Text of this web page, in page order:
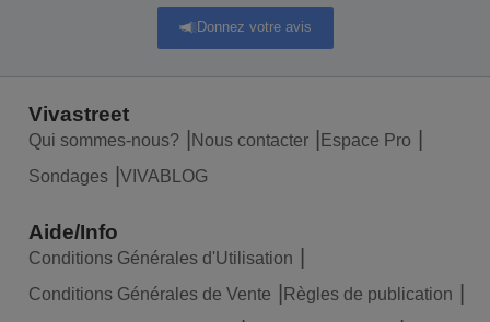
Donnez votre avis
Vivastreet
Qui sommes-nous? Nous contacter
Espace Pro
Sondages
VIVABLOG
Aide/Info
Conditions Générales d'Utilisation
Conditions Générales de Vente
Règles de publication